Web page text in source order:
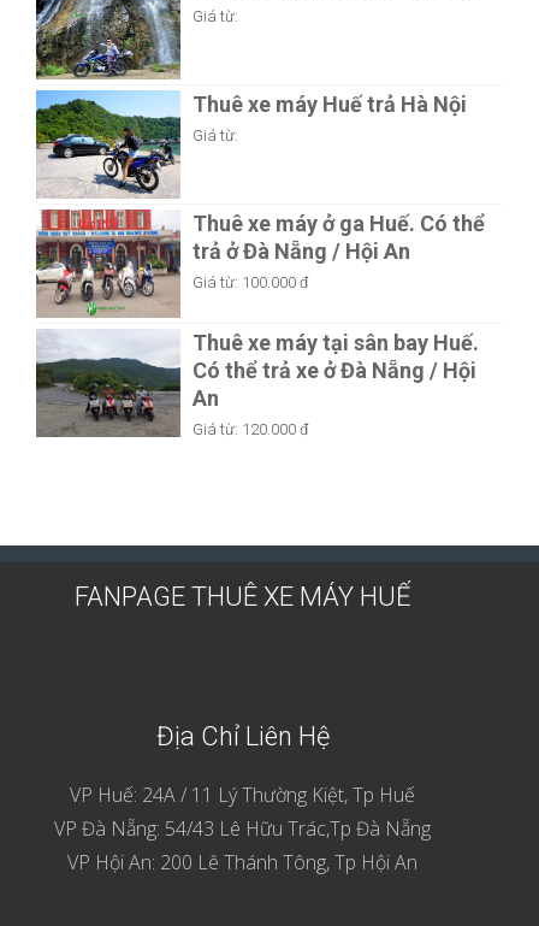
Giá từ:
Thuê xe máy Huế trả Hà Nội
Giá từ:
Thuê xe máy ở ga Huế. Có thể
trả ở Đà Nẵng / Hội An
Giá từ: 100.000 đ
Thuê xe máy tại sân bay Huế.
Có thể trả xe ở Đà Nẵng / Hội
An
Giá từ: 120.000 đ
FANPAGE THUÊ XE MÁY HUẾ
Địa Chỉ Liên Hệ
VP Huế: 24A / 11 Lý Thường Kiệt, Tp Huế
VP Đà Nẵng: 54/43 Lê Hữu Trác,Tp Đà Nẵng
VP Hội An: 200 Lê Thánh Tông, Tp Hội An